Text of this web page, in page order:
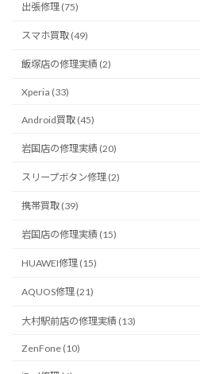
出張修理 (75)
スマホ買取 (49)
飯塚店の修理実績 (2)
Xperia (33)
Android買取 (45)
岩国店の修理実績 (20)
スリープボタン修理 (2)
携帯買取 (39)
岩国店の修理実績 (15)
HUAWEI修理 (15)
AQUOS修理 (21)
大村駅前店の修理実績 (13)
ZenFone (10)